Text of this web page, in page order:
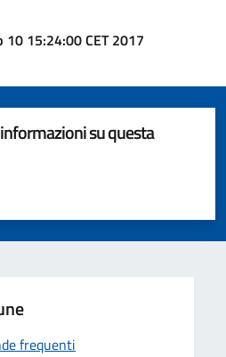
10 15:24:00 CET 2017
su questa
su 5
su 5
5
frequenti